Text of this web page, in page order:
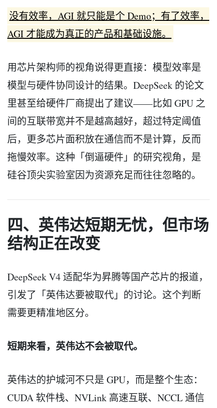
没有效率，AGI 就只能是个 Demo；有了效率，
AGI 才能成为真正的产品和基础设施。
用芯片架构师的视角说得更直接：模型效率是
模型与硬件协同设计的结果。DeepSeek 的论文
里甚至给硬件厂商提出了建议——比如 GPU 之
间的互联带宽并不是越高越好，超过特定阈值
后，更多芯片面积放在通信而不是计算，反而
拖慢效率。这种「倒逼硬件」的研究视角，是
硅谷顶尖实验室因为资源充足而往往忽略的。
四、英伟达短期无忧，但市场
结构正在改变
DeepSeek V4 适配华为昇腾等国产芯片的报道，
引发了「英伟达要被取代」的讨论。这个判断
需要更精准地区分。
短期来看，英伟达不会被取代。
英伟达的护城河不只是 GPU，而是整个生态：
CUDA 软件栈、NVLink 高速互联、NCCL 通信